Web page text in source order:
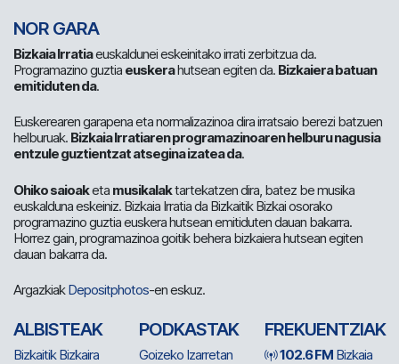
NOR GARA
Bizkaia Irratiaeuskaldunei eskeinitako irrati zerbitzua da.
Programazino guztia euskerahutsean egiten da. Bizkaiera batuan
emitiduten da.
Euskerearen garapena eta normalizazinoa dira irratsaio berezi batzuen
helburuak. Bizkaia Irratiaren programazinoaren helburu nagusia
entzule guztientzat atsegina izatea da.
Ohiko saioaketa musikalaktartekatzen dira, batez be musika
euskalduna eskeiniz. Bizkaia Irratia da Bizkaitik Bizkai osorako
programazino guztia euskera hutsean emitiduten dauan bakarra.
Horrez gain, programazinoa goitik behera bizkaiera hutsean egiten
dauan bakarra da.
ArgazkiakDepositphotos-en eskuz.
ALBISTEAK
Bizkaitik Bizkaira
PODKASTAK
Goizeko Izarretan
FREKUENTZIAK
102.6 FM Bizkaia